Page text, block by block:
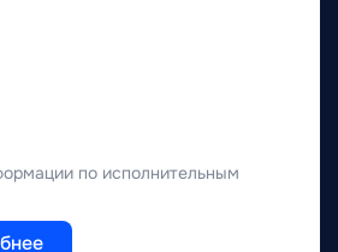
по исполнительным